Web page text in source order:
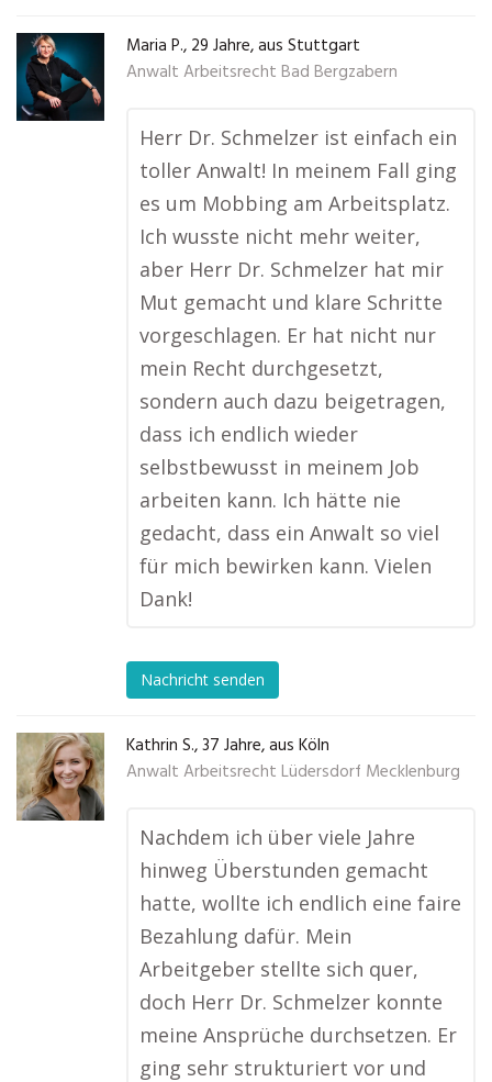
Maria P., 29 Jahre, aus Stuttgart
Anwalt Arbeitsrecht Bad Bergzabern
Herr Dr. Schmelzer ist einfach ein
toller Anwalt! In meinem Fall ging
es um Mobbing am Arbeitsplatz.
Ich wusste nicht mehr weiter,
aber Herr Dr. Schmelzer hat mir
Mut gemacht und klare Schritte
vorgeschlagen. Er hat nicht nur
mein Recht durchgesetzt,
sondern auch dazu beigetragen,
dass ich endlich wieder
selbstbewusst in meinem Job
arbeiten kann. Ich hätte nie
gedacht, dass ein Anwalt so viel
für mich bewirken kann. Vielen
Dank!
Nachricht senden
Kathrin S., 37 Jahre, aus Köln
Anwalt Arbeitsrecht Lüdersdorf Mecklenburg
Nachdem ich über viele Jahre
hinweg Überstunden gemacht
hatte, wollte ich endlich eine faire
Bezahlung dafür. Mein
Arbeitgeber stellte sich quer,
doch Herr Dr. Schmelzer konnte
meine Ansprüche durchsetzen. Er
ging sehr strukturiert vor und